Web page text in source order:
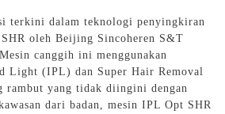
terkini dalam teknologi penyingkiran
oleh Beijing Sincoheren S&T
canggih ini menggunakan
Light (IPL) dan Super Hair Removal
rambut yang tidak diingini dengan
dari badan, mesin IPL Opt SHR